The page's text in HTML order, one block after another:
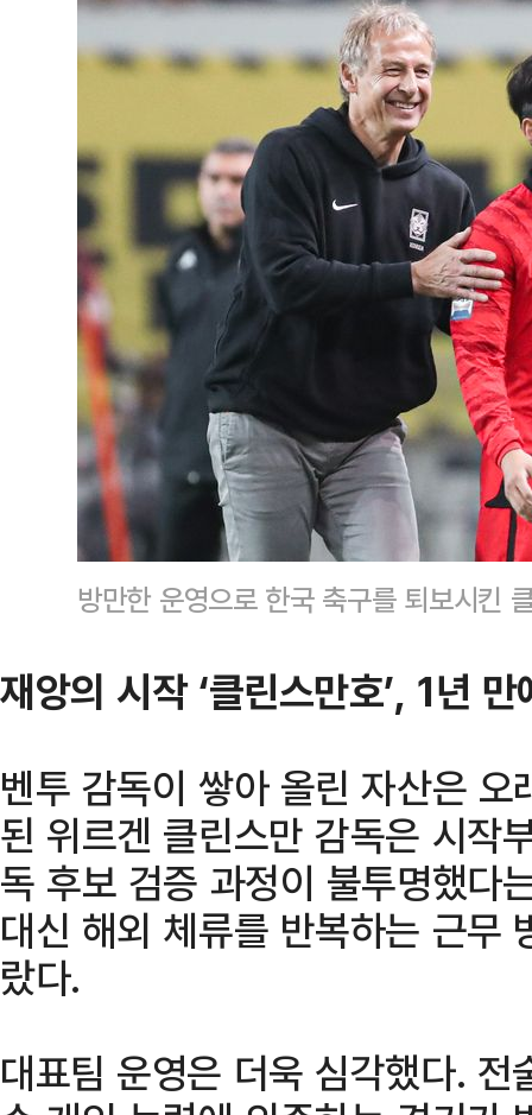
방만한 운영으로 한국 축구를 퇴보시킨
재앙의 시작 ‘클린스만호’, 1년
벤투 감독이 쌓아 올린 자산은
된 위르겐 클린스만 감독은 시작
독 후보 검증 과정이 불투명했다
대신 해외 체류를 반복하는 근무
랐다.
대표팀 운영은 더욱 심각했다.